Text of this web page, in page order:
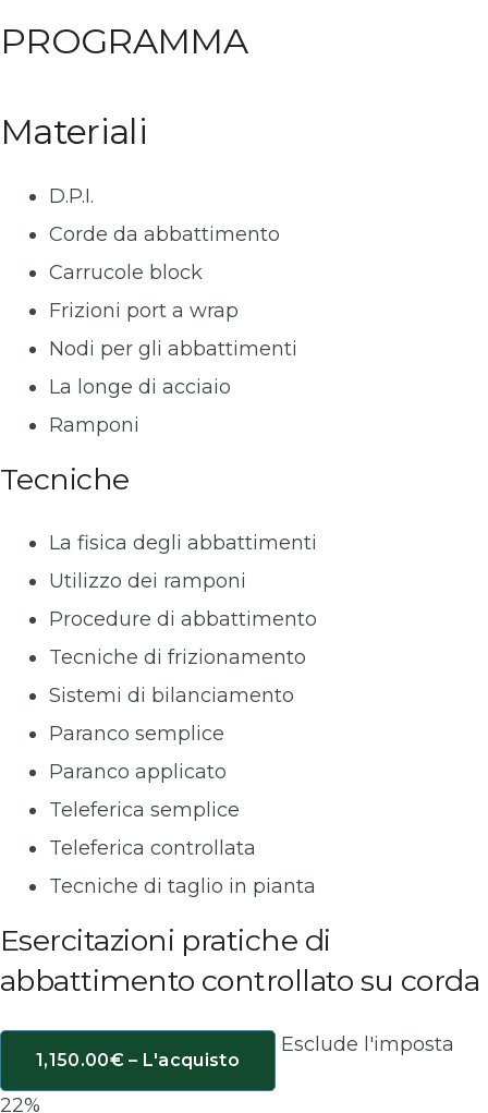
PROGRAMMA
Materiali
D.P.I.
Corde da abbattimento
Carrucole block
Frizioni port a wrap
Nodi per gli abbattimenti
La longe di acciaio
Ramponi
Tecniche
La fisica degli abbattimenti
Utilizzo dei ramponi
Procedure di abbattimento
Tecniche di frizionamento
Sistemi di bilanciamento
Paranco semplice
Paranco applicato
Teleferica semplice
Teleferica controllata
Tecniche di taglio in pianta
Esercitazioni pratiche di
abbattimento controllato su corda
1,150.00€ – L'acquisto
Esclude l'imposta
22%